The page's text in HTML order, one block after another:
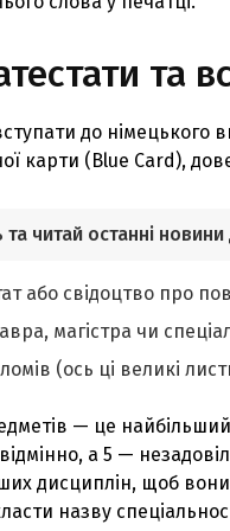
та
до німецького
карти (Blue Card),
та читай останні
або свідоцтво про
магістра чи
(ось ці великі
— це
а 5 —
дисциплін, щоб вони
назву